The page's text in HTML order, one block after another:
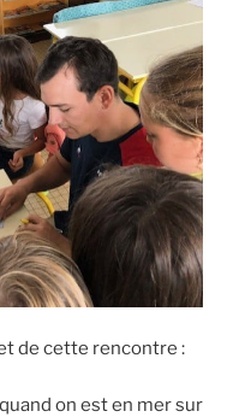
de cette rencontre :
on est en mer sur